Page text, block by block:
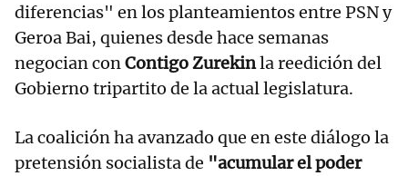
diferencias" en los planteamientos entre PSN y
Geroa Bai, quienes desde hace semanas
negocian con Contigo Zurekinla reedición del
Gobierno tripartito de la actual legislatura.
La coalición ha avanzado que en este diálogo la
pretensión socialista de "acumular el poder